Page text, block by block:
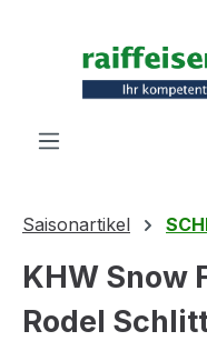
Saisonartikel
KHW Snow
Rodel